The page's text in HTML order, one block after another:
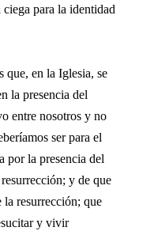
para la identidad
que, en la Iglesia, se
la presencia del
entre nosotros y no
ser para el
por la presencia del
y de que
la resurrección; que
y vivir